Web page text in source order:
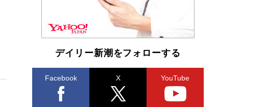
デイリー新潮をフォローする
Facebook X YouTube